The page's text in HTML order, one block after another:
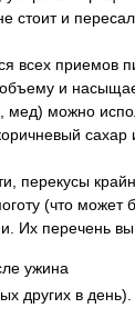
стоит и
всех приемов
и
мед) можно
перекусы
(что может
перечень вы
ужина
других в день).